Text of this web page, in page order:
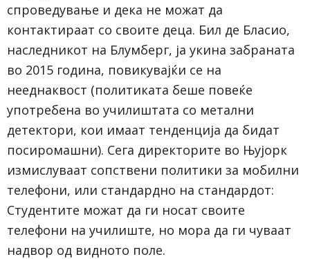
спроведување и дека не можат да
контактираат со своите деца. Бил де Бласио,
наследникот на Блумберг, ја укина забраната
во 2015 година, повикувајќи се на
нееднаквост (политиката беше повеќе
употребена во училиштата со метални
детектори, кои имаат тенденција да бидат
посиромашни). Сега директорите во Њујорк
измислуваат сопствени политики за мобилни
телефони, или стандардно на стандардот:
Студентите можат да ги носат своите
телефони на училиште, но мора да ги чуваат
надвор од видното поле.